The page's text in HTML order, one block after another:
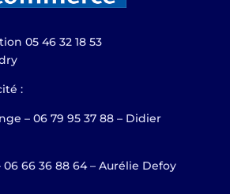
05 46 32 18 53
:
– 06 79 95 37 88 – Didier
06 66 36 88 64 – Aurélie Defoy